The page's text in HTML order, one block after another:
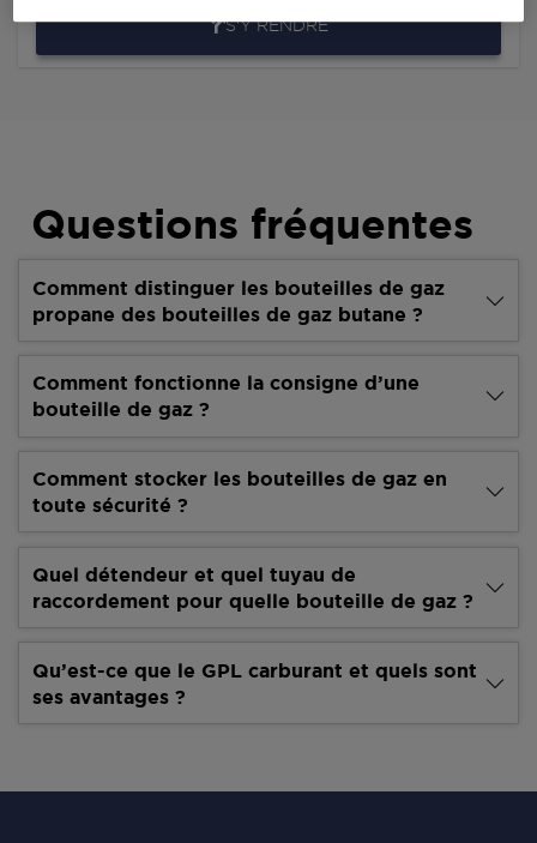
S'Y RENDRE
Questions fréquentes
Comment distinguer les bouteilles de gaz
propane des bouteilles de gaz butane ?
Comment fonctionne la consigne d’une
bouteille de gaz ?
Comment stocker les bouteilles de gaz en
toute sécurité ?
Quel détendeur et quel tuyau de
raccordement pour quelle bouteille de gaz ?
Qu’est-ce que le GPL carburant et quels sont
ses avantages ?